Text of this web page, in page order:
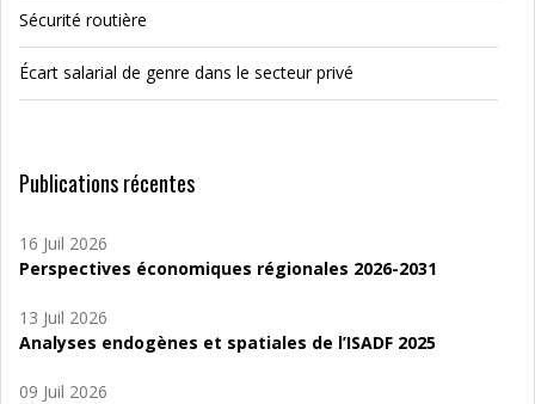
Sécurité routière
Écart salarial de genre dans le secteur privé
Publications récentes
16 Juil 2026
Perspectives économiques régionales 2026-2031
13 Juil 2026
Analyses endogènes et spatiales de l’ISADF 2025
09 Juil 2026